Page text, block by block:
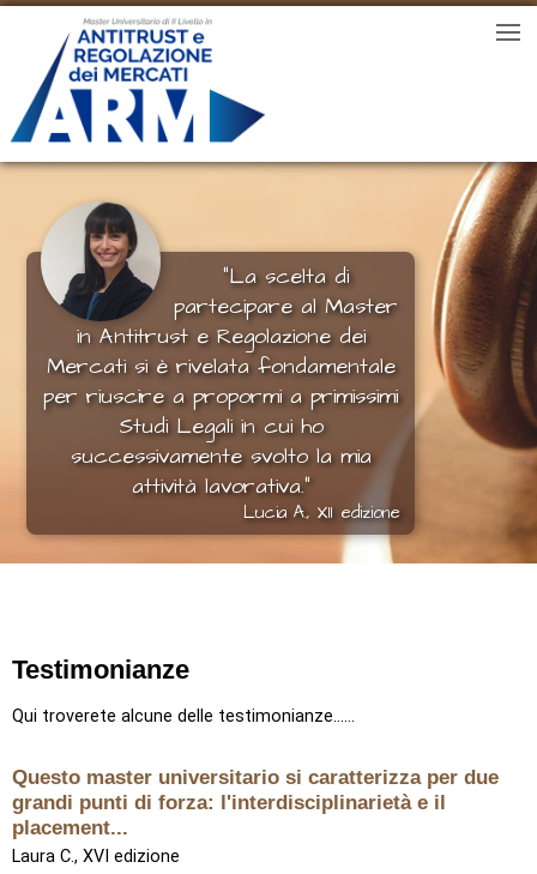
“La scelta di
partecipare al Master
in Antitrust e Regolazione dei
Mercati si è rivelata fondamentale
per riuscire a propormi a primissimi
Studi Legali in cui ho
successivamente svolto la mia
attività lavorativa.“
Lucia A., XII edizione
Testimonianze
Qui troverete alcune delle testimonianze......
Questo master universitario si caratterizza per due
grandi punti di forza: l'interdisciplinarietà e il
placement...
Laura C., XVI edizione